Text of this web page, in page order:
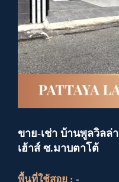
ขาย-เช่า บ้านพูลวิล
เฮ้าส์ ซ.มาบตาโต้
พื้นที่ใช้สอย : -